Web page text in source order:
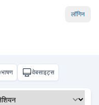
लॉगिन
भाषण वेबसाइट्स